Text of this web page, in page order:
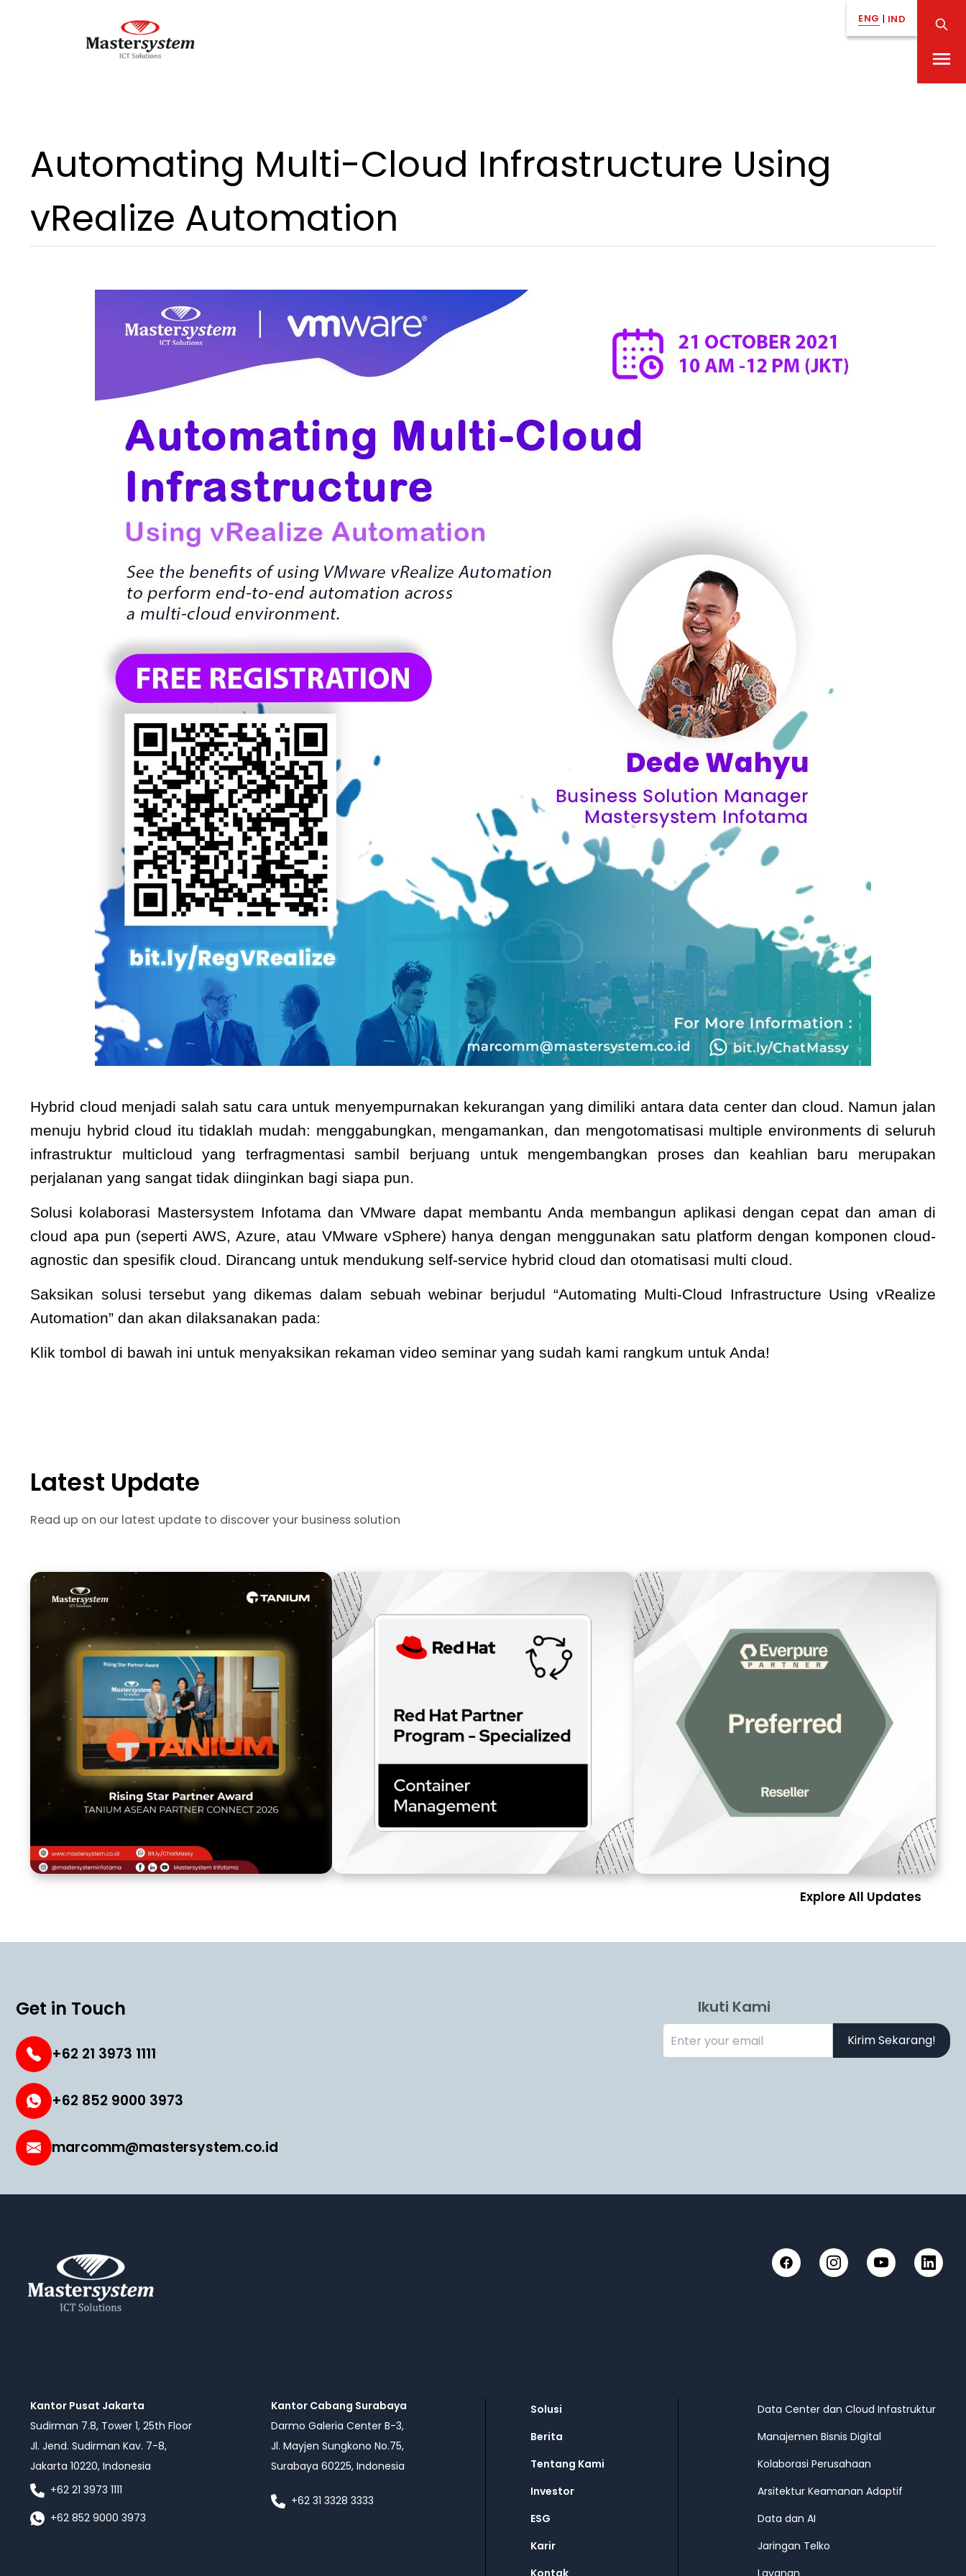
ENG | IND
Automating Multi-Cloud Infrastructure Using
vRealize Automation
Hybrid cloud menjadi salah satu cara untuk menyempurnakan kekurangan yang dimiliki antara data center dan cloud. Namun jalan
menuju hybrid cloud itu tidaklah mudah: menggabungkan, mengamankan, dan mengotomatisasi multiple environments di seluruh
infrastruktur multicloud yang terfragmentasi sambil berjuang untuk mengembangkan proses dan keahlian baru merupakan
perjalanan yang sangat tidak diinginkan bagi siapa pun.
Solusi kolaborasi Mastersystem Infotama dan VMware dapat membantu Anda membangun aplikasi dengan cepat dan aman di
cloud apa pun (seperti AWS, Azure, atau VMware vSphere) hanya dengan menggunakan satu platform dengan komponen cloud-
agnostic dan spesifik cloud. Dirancang untuk mendukung self-service hybrid cloud dan otomatisasi multi cloud.
Saksikan solusi tersebut yang dikemas dalam sebuah webinar berjudul “Automating Multi-Cloud Infrastructure Using vRealize
Automation” dan akan dilaksanakan pada:
Klik tombol di bawah ini untuk menyaksikan rekaman video seminar yang sudah kami rangkum untuk Anda!
Latest Update
Read up on our latest update to discover your business solution
Explore All Updates
Get in Touch
+62 21 3973 1111
+62 852 9000 3973
marcomm@mastersystem.co.id
Ikuti Kami
Kirim Sekarang!
FacebookInstagramYouTubeLinkedIn
Kantor Pusat Jakarta
Sudirman 7.8, Tower 1, 25th Floor
Jl. Jend. Sudirman Kav. 7-8,
Jakarta 10220, Indonesia
+62 21 3973 1111
+62 852 9000 3973
Kantor Cabang Surabaya
Darmo Galeria Center B-3,
Jl. Mayjen Sungkono No.75,
Surabaya 60225, Indonesia
+62 31 3328 3333
Solusi
Berita
Tentang Kami
Investor
ESG
Karir
Kontak
Data Center dan Cloud Infastruktur
Manajemen Bisnis Digital
Kolaborasi Perusahaan
Arsitektur Keamanan Adaptif
Data dan AI
Jaringan Telko
Layanan